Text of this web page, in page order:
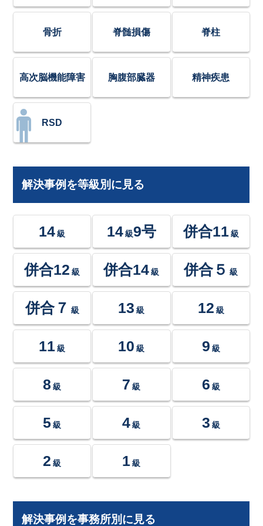
骨折 脊髄損傷 脊柱
高次脳機能障害 胸腹部臓器 精神疾患
RSD
解決事例を等級別に見る
14 級 14級9号 併合11 級
併合12 級 併合14 級 併合５ 級
併合７ 級 13 級 12 級
11 級 10 級 9 級
8 級 7 級 6 級
5 級 4 級 3 級
2 級 1 級
解決事例を事務所別に見る